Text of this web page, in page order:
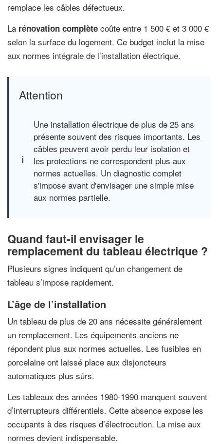
remplace les câbles défectueux.
La rénovation complète coûte entre 1 500 € et 3 000 €
selon la surface du logement. Ce budget inclut la mise
aux normes intégrale de l’installation électrique.
Attention
Une installation électrique de plus de 25 ans
présente souvent des risques importants. Les
câbles peuvent avoir perdu leur isolation et
les protections ne correspondent plus aux
normes actuelles. Un diagnostic complet
s'impose avant d'envisager une simple mise
aux normes partielle.
Quand faut-il envisager le
remplacement du tableau électrique ?
Plusieurs signes indiquent qu’un changement de
tableau s’impose rapidement.
L’âge de l’installation
Un tableau de plus de 20 ans nécessite généralement
un remplacement. Les équipements anciens ne
répondent plus aux normes actuelles. Les fusibles en
porcelaine ont laissé place aux disjoncteurs
automatiques plus sûrs.
Les tableaux des années 1980-1990 manquent souvent
d’interrupteurs différentiels. Cette absence expose les
occupants à des risques d’électrocution. La mise aux
normes devient indispensable.